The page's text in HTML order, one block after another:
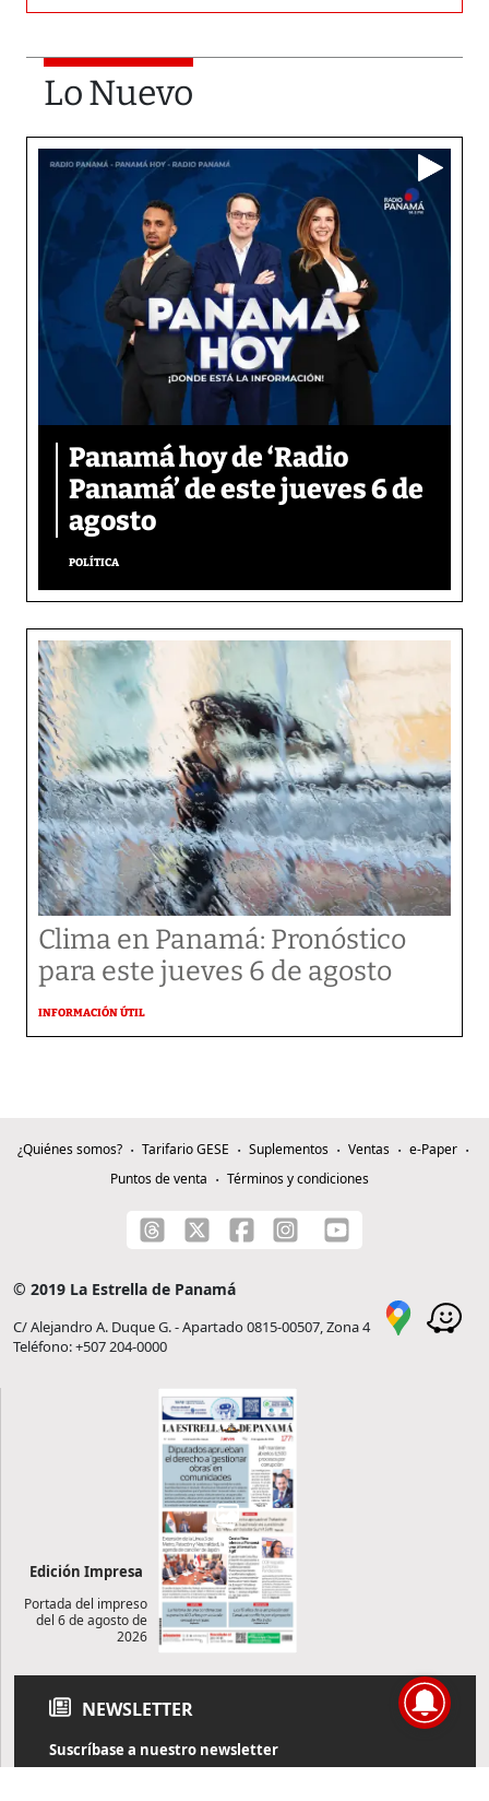
Lo Nuevo
Panamá hoy de ‘Radio
Panamá’ de este jueves 6 de
agosto
POLÍTICA
Clima en Panamá: Pronóstico
para este jueves 6 de agosto
INFORMACIÓN ÚTIL
¿Quiénes somos? Tarifario GESE Suplementos Ventas
e-Paper
Puntos de venta
Términos y condiciones
© 2019 La Estrella de Panamá
C/ Alejandro A. Duque G. - Apartado 0815-00507, Zona 4
Teléfono: +507 204-0000
Edición Impresa
Portada del impreso
del 6 de agosto de
2026
NEWSLETTER
Suscríbase a nuestro newsletter
Reciba diariamente información de actualidad directamente en